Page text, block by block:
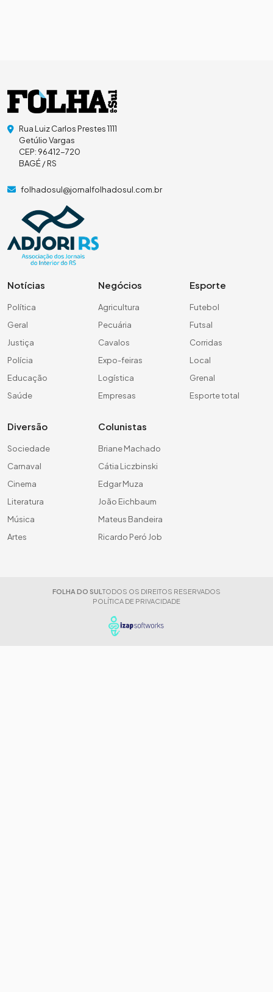
Rua Luiz Carlos Prestes 1111
Getúlio Vargas
CEP: 96412-720
BAGÉ / RS
folhadosul@jornalfolhadosul.com.br
Notícias
Política
Geral
Justiça
Polícia
Educação
Saúde
Negócios
Agricultura
Pecuária
Cavalos
Expo-feiras
Logística
Empresas
Esporte
Futebol
Futsal
Corridas
Local
Grenal
Esporte total
Diversão
Sociedade
Carnaval
Cinema
Literatura
Música
Artes
Colunistas
Briane Machado
Cátia Liczbinski
Edgar Muza
João Eichbaum
Mateus Bandeira
Ricardo Peró Job
FOLHA DO SUL TODOS OS DIREITOS RESERVADOS
POLÍTICA DE PRIVACIDADE